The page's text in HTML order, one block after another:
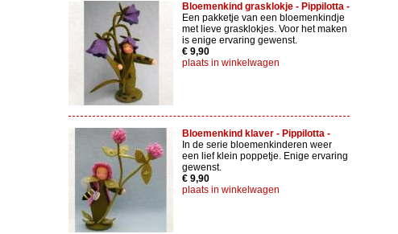
Bloemenkind grasklokje - Pippilotta -
Een pakketje van een bloemenkindje
met lieve grasklokjes. Voor het maken
is enige ervaring gewenst.
€ 9,90
plaats in winkelwagen
Bloemenkind klaver - Pippilotta -
In de serie bloemenkinderen weer
een lief klein poppetje. Enige ervaring
gewenst.
€ 9,90
plaats in winkelwagen